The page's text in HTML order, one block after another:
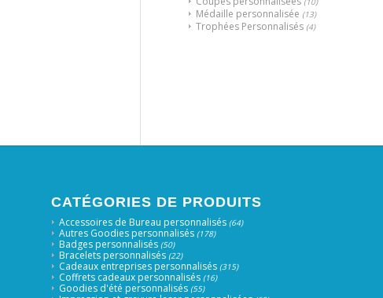
Médaille personnalisée (13)
Trophées Personnalisés (4)
CATÉGORIES DE PRODUITS
Accessoires de Bureau personnalisés (64)
Autres Goodies personnalisés (178)
Badges personnalisés (50)
Bracelets personnalisés (22)
Cadeaux entreprises personnalisés (315)
Coffrets cadeaux personnalisés (16)
Goodies d'été personnalisés (55)